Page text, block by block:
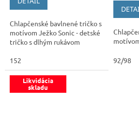
5,0
5
hviezdičiek.
Chlapčenské bavlnené tričko s
motívom Ježko Sonic - detské
tričko s dlhým rukávom
152 92/98
Likvidácia
skladu